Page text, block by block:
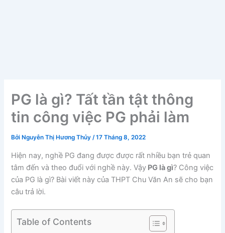
PG là gì? Tất tần tật thông
tin công việc PG phải làm
Bởi Nguyễn Thị Hương Thủy/17 Tháng 8, 2022
Hiện nay, nghề PG đang được được rất nhiều bạn trẻ quan
tâm đến và theo đuổi với nghề này. Vậy PG là gì? Công việc
của PG là gì? Bài viết này của THPT Chu Văn An sẽ cho bạn
câu trả lời.
Table of Contents